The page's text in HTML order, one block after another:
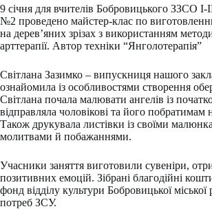
9 січня для вчителів Бобровицького ЗЗСО І-
№2 проведено майстер-клас по
на дерев’яних зрізах з використанням
арттерапії. Автор техніки “Янголотерапія”
Світлана Зазимко – випускниця нашого
ознайомила із особливостями створення
Світлана почала малювати ангелів із
відправляла чоловікові та його побратимам
Також друкувала листівки із своїми
молитвами й побажаннями.
Учасники заняття виготовили сувеніри,
позитивних емоцій. Зібрані благодійні
фонд відділу культури Бобровицької міської
потреб ЗСУ.